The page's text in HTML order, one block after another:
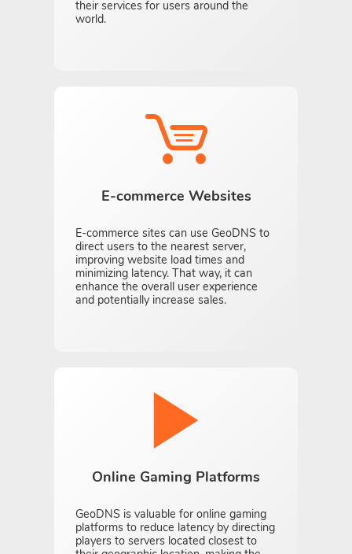
their services for users around the
world.
E-commerce Websites
E-commerce sites can use GeoDNS to
direct users to the nearest server,
improving website load times and
minimizing latency. That way, it can
enhance the overall user experience
and potentially increase sales.
Online Gaming Platforms
GeoDNS is valuable for online gaming
platforms to reduce latency by directing
players to servers located closest to